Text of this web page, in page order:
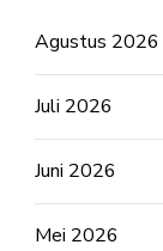
Agustus 2026
Juli 2026
Juni 2026
Mei 2026